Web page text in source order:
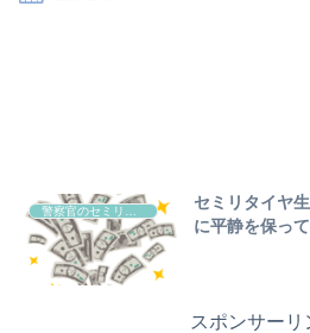
セミリタイヤ
に平静を保っ
スポンサーリ